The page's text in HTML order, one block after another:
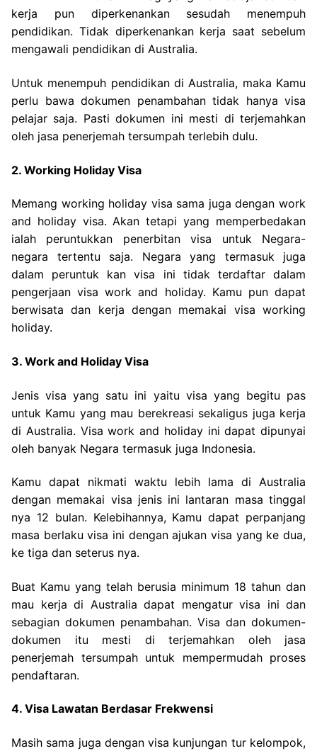
kerja pun diperkenankan sesudah menempuh
pendidikan. Tidak diperkenankan kerja saat sebelum
mengawali pendidikan di Australia.
Untuk menempuh pendidikan di Australia, maka Kamu
perlu bawa dokumen penambahan tidak hanya visa
pelajar saja. Pasti dokumen ini mesti di terjemahkan
oleh jasa penerjemah tersumpah terlebih dulu.
2. Working Holiday Visa
Memang working holiday visa sama juga dengan work
and holiday visa. Akan tetapi yang memperbedakan
ialah peruntukkan penerbitan visa untuk Negara-
negara tertentu saja. Negara yang termasuk juga
dalam peruntuk kan visa ini tidak terdaftar dalam
pengerjaan visa work and holiday. Kamu pun dapat
berwisata dan kerja dengan memakai visa working
holiday.
3. Work and Holiday Visa
Jenis visa yang satu ini yaitu visa yang begitu pas
untuk Kamu yang mau berekreasi sekaligus juga kerja
di Australia. Visa work and holiday ini dapat dipunyai
oleh banyak Negara termasuk juga Indonesia.
Kamu dapat nikmati waktu lebih lama di Australia
dengan memakai visa jenis ini lantaran masa tinggal
nya 12 bulan. Kelebihannya, Kamu dapat perpanjang
masa berlaku visa ini dengan ajukan visa yang ke dua,
ke tiga dan seterus nya.
Buat Kamu yang telah berusia minimum 18 tahun dan
mau kerja di Australia dapat mengatur visa ini dan
sebagian dokumen penambahan. Visa dan dokumen-
dokumen itu mesti di terjemahkan oleh jasa
penerjemah tersumpah untuk mempermudah proses
pendaftaran.
4. Visa Lawatan Berdasar Frekwensi
Masih sama juga dengan visa kunjungan tur kelompok,